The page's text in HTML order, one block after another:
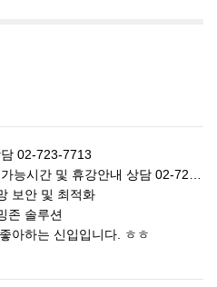
02-723-7713
시간 및 휴강안내 상담 02-723-7713
보안 및 최적화
존 솔루션
아하는 신입입니다. ㅎㅎ